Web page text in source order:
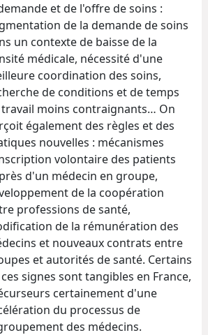
et de l'offre de soins :
de la demande de soins
un contexte de baisse de la
médicale, nécessité d'une
coordination des soins,
de conditions et de temps
moins contraignants… On
également des règles et des
nouvelles : mécanismes
volontaire des patients
d'un médecin en groupe,
de la coopération
professions de santé,
de la rémunération des
et nouveaux contrats entre
et autorités de santé. Certains
signes sont tangibles en France,
certainement d'une
du processus de
des médecins.